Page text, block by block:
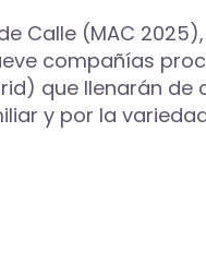
Calle (MAC
compañías
que llenarán
y por la